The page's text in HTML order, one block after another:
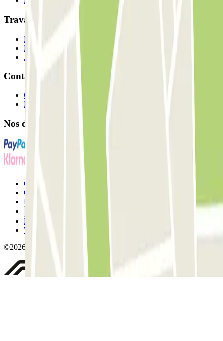
Travaillons ensemble?
Professionnels
Fournisseur de parking
Affiliés
Contact
Contactez-nous
FAQ
Nos différents modes de paiement:
Conditions générales d'utilisation et contrat
Conditions d'annulation
Politique relative aux cookies
Politique de confidentialité
Whistleblowing
©2026 Parclick. Tous droits réservés